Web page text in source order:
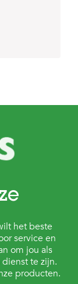
het beste
service en
om jou als
te zijn.
producten.